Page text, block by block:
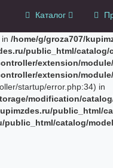
/home/g/groza707/
public_html/
extension/
extension/
startup/error.php:34) in
modification/
public_html/
public_html/catalog/
Каталог